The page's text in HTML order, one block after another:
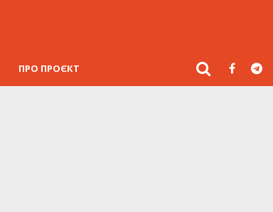
ПРО ПРОЄКТ